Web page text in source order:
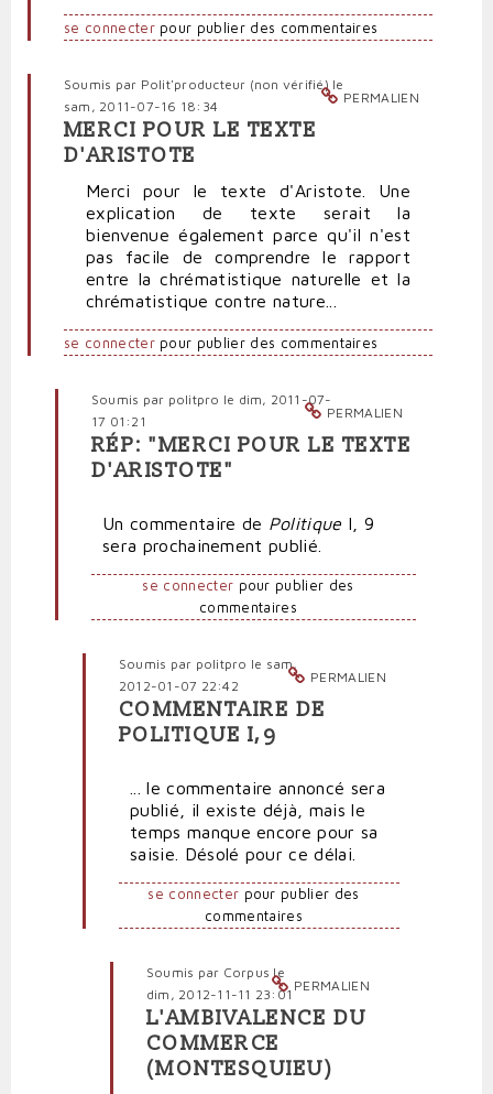
se connecterpour publier des commentaires
PERMALIEN
Soumis par Polit'producteur (non vérifié)le
sam, 2011-07-16 18:34
MERCI POUR LE TEXTE
D'ARISTOTE
Merci pour le texte d'Aristote. Une
explication de texte serait la
bienvenue également parce qu'il n'est
pas facile de comprendre le rapport
entre la chrématistique naturelle et la
chrématistique contre nature...
se connecterpour publier des commentaires
PERMALIEN
Soumis par politpro le dim, 2011-07-
17 01:21
En
réponse
Merci
pour
vérifié)
RÉP: "MERCI POUR LE TEXTE
D'ARISTOTE"
Un commentaire de Politique I, 9
sera prochainement publié.
se connecter pour publier des
commentaires
PERMALIEN
Soumis par politpro le sam,
2012-01-07 22:42
En
réponse
Rép:
"Merci
pour
d'Aristote"
COMMENTAIRE DE
POLITIQUE I,9
... le commentaire annoncé sera
publié, il existe déjà, mais le
temps manque encore pour sa
saisie. Désolé pour ce délai.
se connecter pour publier des
commentaires
PERMALIEN
Soumis par Corpus le
dim, 2012-11-11 23:01
En
réponse
à
L'AMBIVALENCE DU
COMMERCE
(MONTESQUIEU)